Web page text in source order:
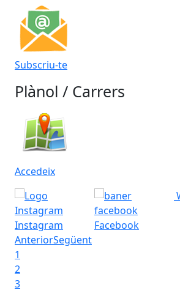
Subscriu-te
Plànol / Carrers
Accedeix
Instagram Facebook
AnteriorSegüent
1
2
3